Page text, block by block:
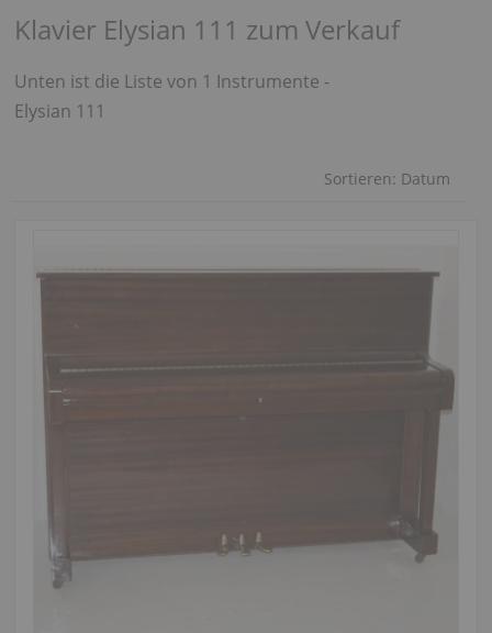
Klavier Elysian 111 zum Verkauf
Unten ist die Liste von 1 Instrumente -
Elysian 111
Sortieren: Datum